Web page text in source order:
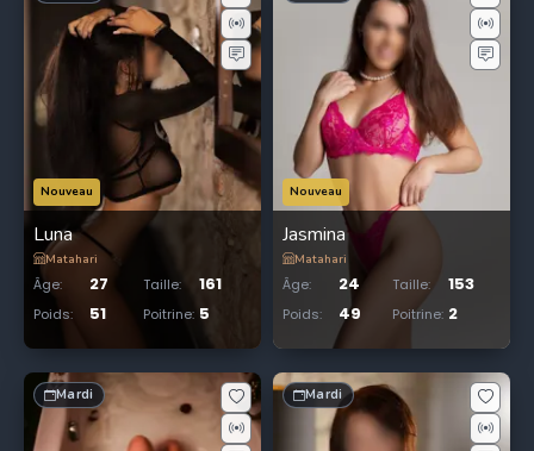
Nouveau
Luna
Matahari
Âge: 27 Taille: 161
Poids: 51 Poitrine: 5
Nouveau
Jasmina
Matahari
Âge: 24 Taille: 153
Poids: 49 Poitrine: 2
Mardi Mardi